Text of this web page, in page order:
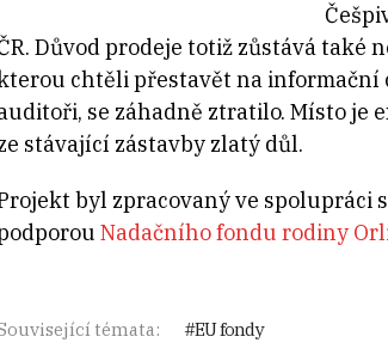
Důvod prodeje totiž zůstává také
chtěli přestavět na
se záhadně ztratilo. Místo je
stávající zástavby zlatý důl.
byl zpracovaný ve spolupráci
Nadačního fondu rodiny
témata: EU fondy